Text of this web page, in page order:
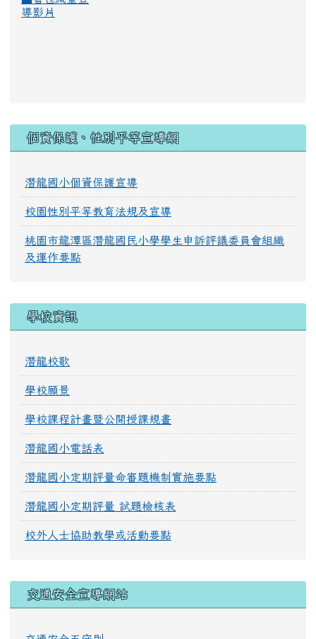
導影片
個資保護、性別平等宣導網
潛龍國小個資保護宣導
校園性別平等教育法規及宣導
桃園市龍潭區潛龍國民小學學生申訴評議委員會組織
及運作要點
學校資訊
潛龍校歌
學校願景
學校課程計畫暨公開授課規畫
潛龍國小電話表
潛龍國小定期評量命審題機制實施要點
潛龍國小定期評量 試題檢核表
校外人士協助教學或活動要點
交通安全宣導網站